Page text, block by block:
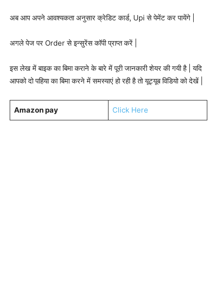
अब आप अपने आवश्यकता अनुसार क्रेडिट कार्ड, Upi से पेमेंट कर पायेंगे |
अगले पेज पर Order से इन्सुरेंस कॉपी प्राप्त करें |
इस लेख में बाइक का बिमा कराने के बारे में पूरी जानकारी शेयर की गयी है | यदि
आपको दो पहिया का बिमा करने में समस्याएं हो रही है तो यूट्यूब विडियो को देखें |
Amazon pay Click Here